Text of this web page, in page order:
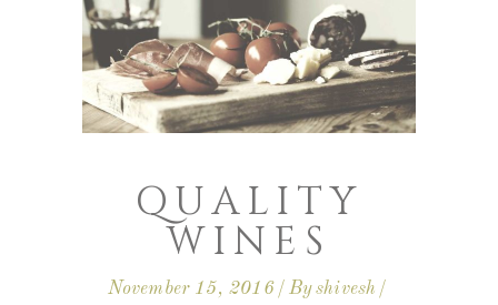
QUALITY
WINES
November 15, 2016 Byshivesh